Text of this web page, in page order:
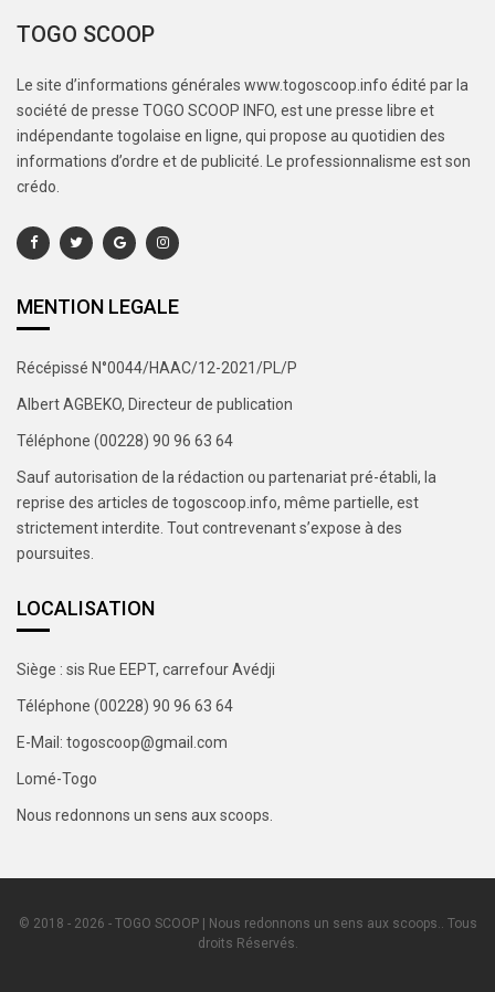
TOGO SCOOP
Le site d’informations générales www.togoscoop.info édité par la
société de presse TOGO SCOOP INFO, est une presse libre et
indépendante togolaise en ligne, qui propose au quotidien des
informations d’ordre et de publicité. Le professionnalisme est son
crédo.
MENTION LEGALE
Récépissé N°0044/HAAC/12-2021/PL/P
Albert AGBEKO, Directeur de publication
Téléphone (00228) 90 96 63 64
Sauf autorisation de la rédaction ou partenariat pré-établi, la
reprise des articles de togoscoop.info, même partielle, est
strictement interdite. Tout contrevenant s’expose à des
poursuites.
LOCALISATION
Siège : sis Rue EEPT, carrefour Avédji
Téléphone (00228) 90 96 63 64
E-Mail: togoscoop@gmail.com
Lomé-Togo
Nous redonnons un sens aux scoops.
© 2018 - 2026 - TOGO SCOOP | Nous redonnons un sens aux scoops.. Tous
droits Réservés.